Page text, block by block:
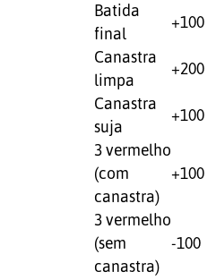
Batida
final
+100
Canastra
limpa
+200
Canastra
suja
+100
3 vermelho
(com
canastra)
+100
3 vermelho
(sem
canastra)
-100